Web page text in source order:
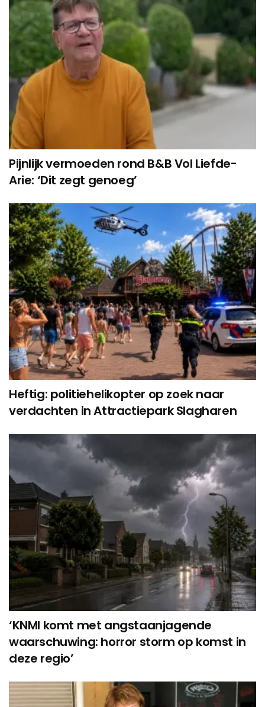
Pijnlijk vermoeden rond B&B Vol Liefde-
Arie: ‘Dit zegt genoeg’
Heftig: politiehelikopter op zoek naar
verdachten in Attractiepark Slagharen
‘KNMI komt met angstaanjagende
waarschuwing: horror storm op komst in
deze regio’